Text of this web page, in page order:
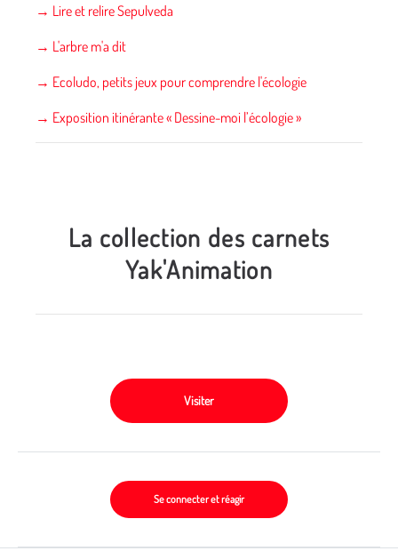
→ Lire et relire Sepulveda
→ L'arbre m'a dit
→ Ecoludo, petits jeux pour comprendre l'écologie
→ Exposition itinérante « Dessine-moi l’écologie »
La collection des carnets
Yak'Animation
Visiter
Se connecter et réagir